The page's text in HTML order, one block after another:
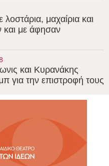
μαχαίρια και
με άφησαν
και Κυρανάκης
για την επιστροφή τους